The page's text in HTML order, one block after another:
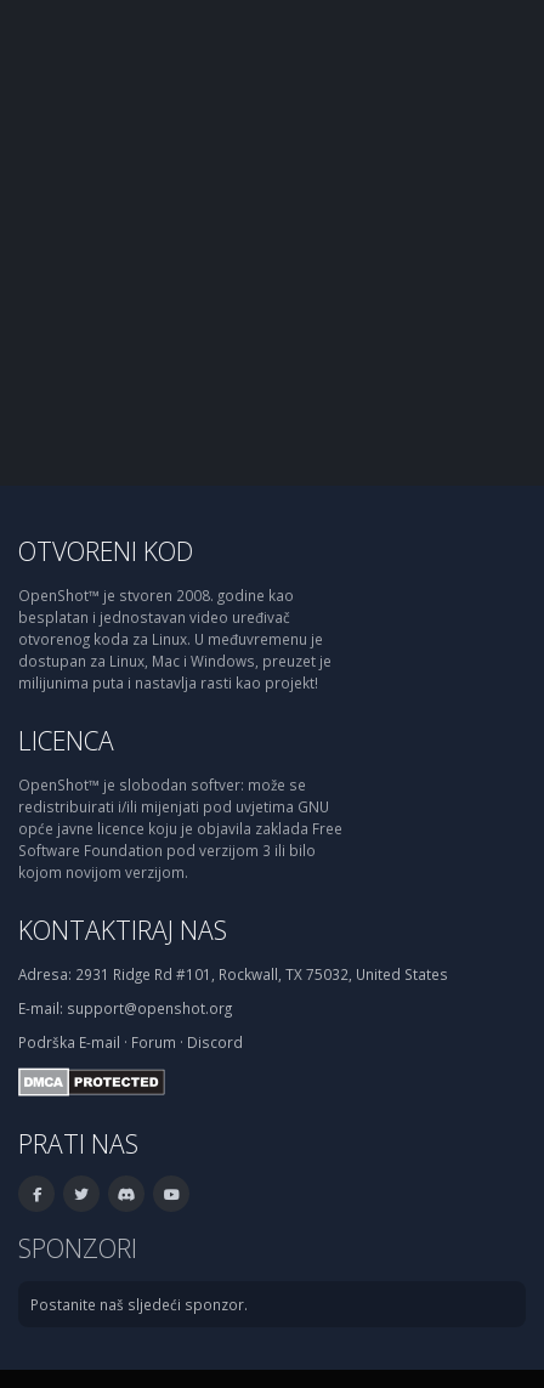
OTVORENI KOD
OpenShot™ je stvoren 2008. godine kao
besplatan i jednostavan video uređivač
otvorenog koda za Linux. U međuvremenu je
dostupan za Linux, Mac i Windows, preuzet je
milijunima puta i nastavlja rasti kao projekt!
LICENCA
OpenShot™ je slobodan softver: može se
redistribuirati i/ili mijenjati pod uvjetima GNU
opće javne licence koju je objavila zaklada Free
Software Foundation pod verzijom 3 ili bilo
kojom novijom verzijom.
KONTAKTIRAJ NAS
Adresa: 2931 Ridge Rd #101, Rockwall, TX 75032, United States
E-mail: support@openshot.org
Podrška E-mail · Forum · Discord
PRATI NAS
SPONZORI
Postanite naš sljedeći sponzor.